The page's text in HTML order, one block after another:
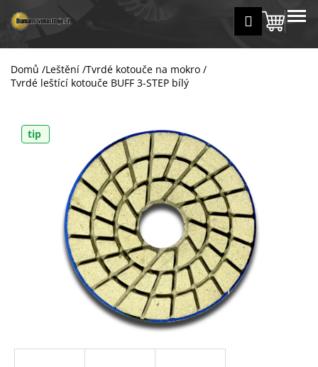
na
obsah
Přihlášení
košík
MENU
Domů /Leštění /Tvrdé kotouče na mokro /
Tvrdé leštící kotouče BUFF 3-STEP bílý
tip
š
Zpět
Zpět
C
o
j